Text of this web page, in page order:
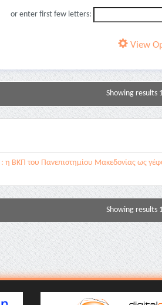
or enter first few letters:
View
Showing results
η ΒΚΠ του Πανεπιστημίου Μακεδονίας ως
Showing results